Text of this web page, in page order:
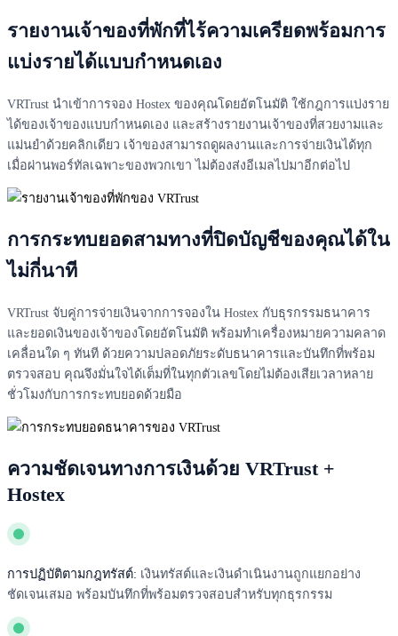
รายงานเจ้าของที่พักที่ไร้ความเครียดพร้อมการ
แบ่งรายได้แบบกำหนดเอง
VRTrust นำเข้าการจอง Hostex ของคุณโดยอัตโนมัติ ใช้กฎการแบ่งราย
ได้ของเจ้าของแบบกำหนดเอง และสร้างรายงานเจ้าของที่สวยงามและ
แม่นยำด้วยคลิกเดียว เจ้าของสามารถดูผลงานและการจ่ายเงินได้ทุก
เมื่อผ่านพอร์ทัลเฉพาะของพวกเขา ไม่ต้องส่งอีเมลไปมาอีกต่อไป
การกระทบยอดสามทางที่ปิดบัญชีของคุณได้ใน
ไม่กี่นาที
VRTrust จับคู่การจ่ายเงินจากการจองใน Hostex กับธุรกรรมธนาคาร
และยอดเงินของเจ้าของโดยอัตโนมัติ พร้อมทำเครื่องหมายความคลาด
เคลื่อนใด ๆ ทันที ด้วยความปลอดภัยระดับธนาคารและบันทึกที่พร้อม
ตรวจสอบ คุณจึงมั่นใจได้เต็มที่ในทุกตัวเลขโดยไม่ต้องเสียเวลาหลาย
ชั่วโมงกับการกระทบยอดด้วยมือ
ความชัดเจนทางการเงินด้วย VRTrust +
Hostex
การปฏิบัติตามกฎทรัสต์: เงินทรัสต์และเงินดำเนินงานถูกแยกอย่าง
ชัดเจนเสมอ พร้อมบันทึกที่พร้อมตรวจสอบสำหรับทุกธุรกรรม